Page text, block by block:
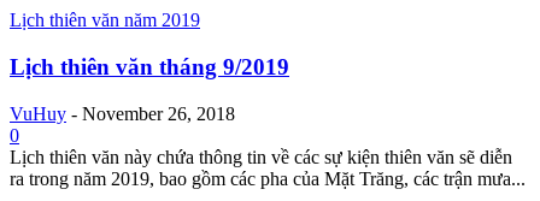
Lịch thiên văn năm 2019
Lịch thiên văn tháng 9/2019
VuHuy - November 26, 2018
0
Lịch thiên văn này chứa thông tin về các sự kiện thiên văn sẽ diễn
ra trong năm 2019, bao gồm các pha của Mặt Trăng, các trận mưa...